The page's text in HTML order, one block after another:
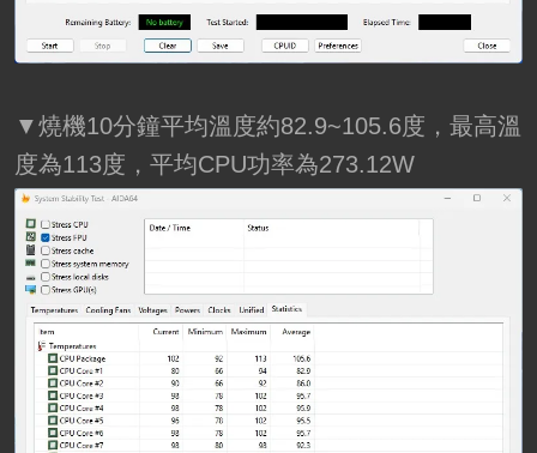
▼燒機10分鐘平均溫度約82.9~105.6度，最高溫
度為113度，平均CPU功率為273.12W